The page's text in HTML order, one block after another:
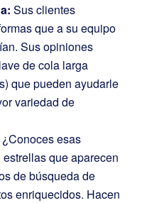
Sus clientes
que a su equipo
Sus opiniones
de cola larga
que pueden ayudarle
variedad de
¿Conoces esas
estrellas que aparecen
de búsqueda de
enriquecidos. Hacen